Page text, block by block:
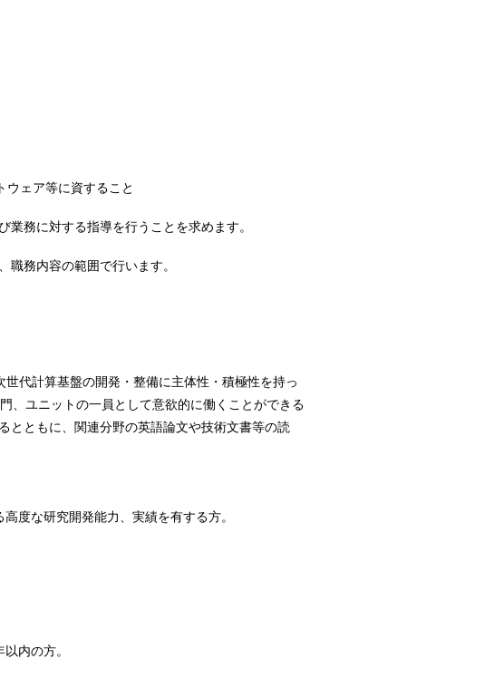
ウェア等に資すること
務に対する指導を行うことを求めます。
務内容の範囲で行います。
代計算基盤の開発・整備に主体性・積極性を持っ
、ユニットの一員として意欲的に働くことができる
とともに、関連分野の英語論文や技術文書等の読
度な研究開発能力、実績を有する方。
内の方。